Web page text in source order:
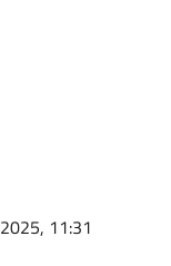
11:31